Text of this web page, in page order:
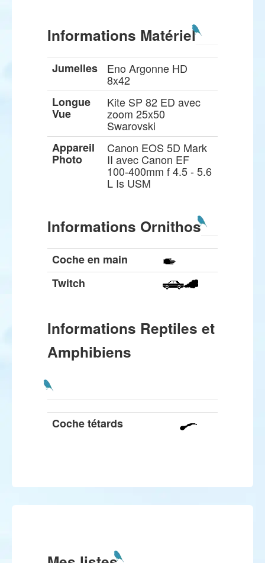
Informations Matériel
Jumelles Eno Argonne HD
8x42
Longue
Vue
Kite SP 82 ED avec
zoom 25x50
Swarovski
Appareil
Photo
Canon EOS 5D Mark
II avec Canon EF
100-400mm f 4.5 - 5.6
L Is USM
Informations Ornithos
Coche en main
Twitch
Informations Reptiles et
Amphibiens
Coche tétards